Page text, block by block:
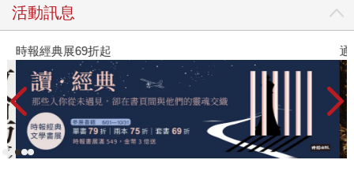
活動訊息
時報經典展69折起 通